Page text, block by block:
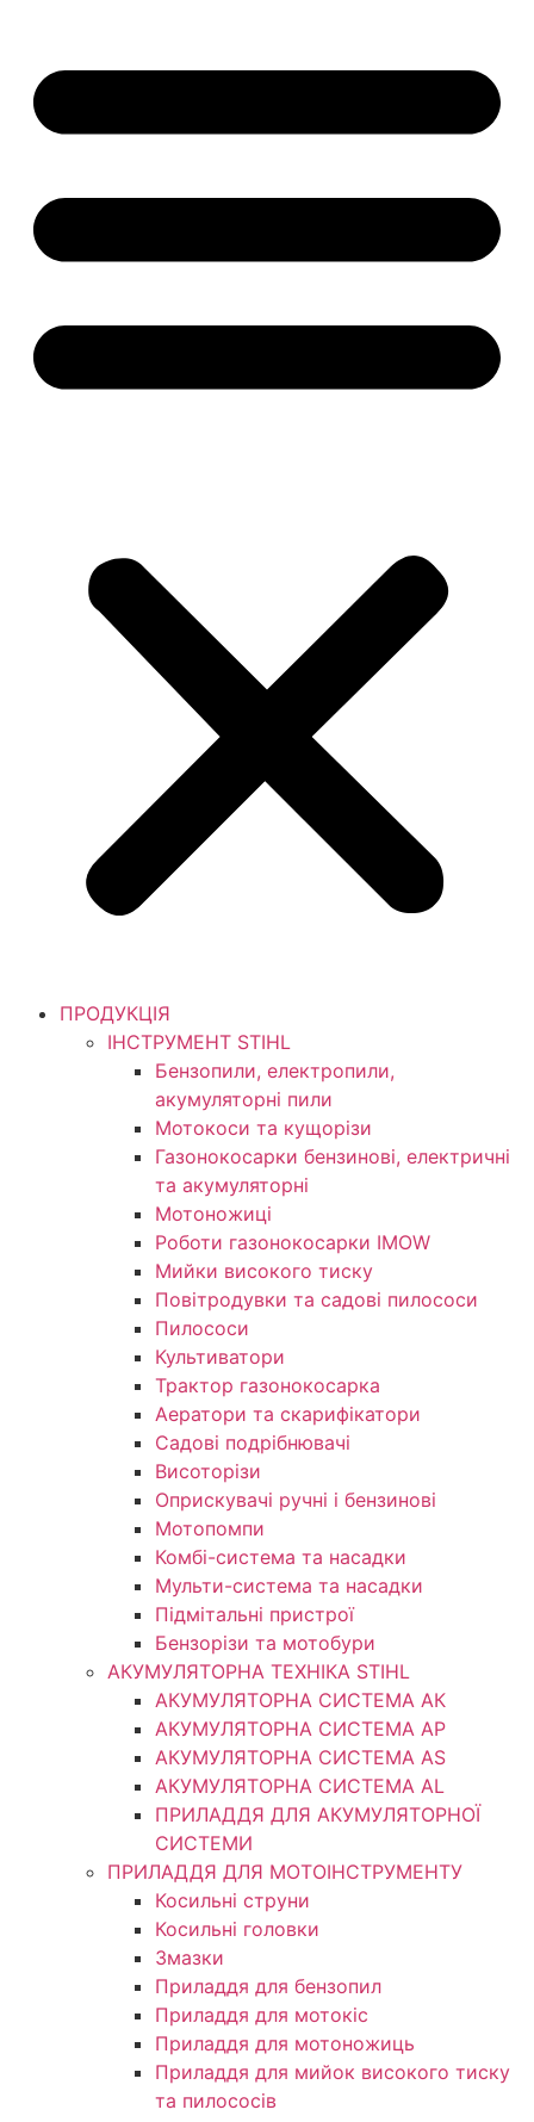
ПРОДУКЦІЯ
ІНСТРУМЕНТ STIHL
Бензопили, електропили,
акумуляторні пили
Мотокоси та кущорізи
Газонокосарки бензинові, електричні
та акумуляторні
Мотоножиці
Роботи газонокосарки IMOW
Мийки високого тиску
Повітродувки та садові пилососи
Пилососи
Культиватори
Трактор газонокосарка
Аератори та скарифікатори
Садові подрібнювачі
Висоторізи
Оприскувачі ручні і бензинові
Мотопомпи
Комбі-система та насадки
Мульти-система та насадки
Підмітальні пристрої
Бензорізи та мотобури
АКУМУЛЯТОРНА ТЕХНІКА STIHL
АКУМУЛЯТОРНА СИСТЕМА АК
АКУМУЛЯТОРНА СИСТЕМА АР
АКУМУЛЯТОРНА СИСТЕМА AS
АКУМУЛЯТОРНА СИСТЕМА AL
ПРИЛАДДЯ ДЛЯ АКУМУЛЯТОРНОЇ
СИСТЕМИ
ПРИЛАДДЯ ДЛЯ МОТОІНСТРУМЕНТУ
Косильні струни
Косильні головки
Змазки
Приладдя для бензопил
Приладдя для мотокіс
Приладдя для мотоножиць
Приладдя для мийок високого тиску
та пилососів